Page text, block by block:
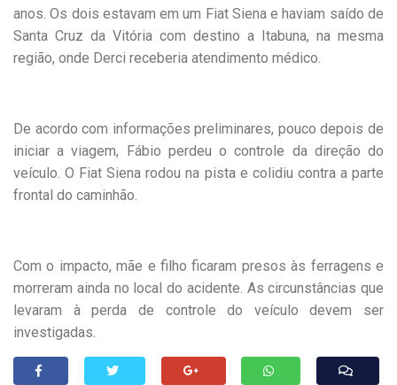
anos. Os dois estavam em um Fiat Siena e haviam saído de
Santa Cruz da Vitória com destino a Itabuna, na mesma
região, onde Derci receberia atendimento médico.
De acordo com informações preliminares, pouco depois de
iniciar a viagem, Fábio perdeu o controle da direção do
veículo. O Fiat Siena rodou na pista e colidiu contra a parte
frontal do caminhão.
Com o impacto, mãe e filho ficaram presos às ferragens e
morreram ainda no local do acidente. As circunstâncias que
levaram à perda de controle do veículo devem ser
investigadas.